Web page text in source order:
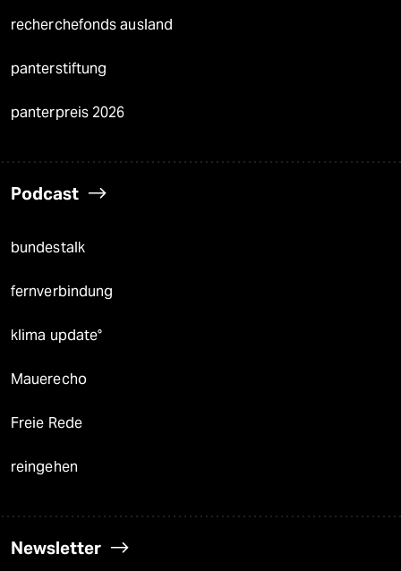
recherchefonds ausland
panterstiftung
panterpreis 2026
Podcast
bundestalk
fernverbindung
klima update°
Mauerecho
Freie Rede
reingehen
Newsletter